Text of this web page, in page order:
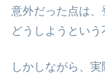
意外だった点は、
どうしようという
しかしながら、